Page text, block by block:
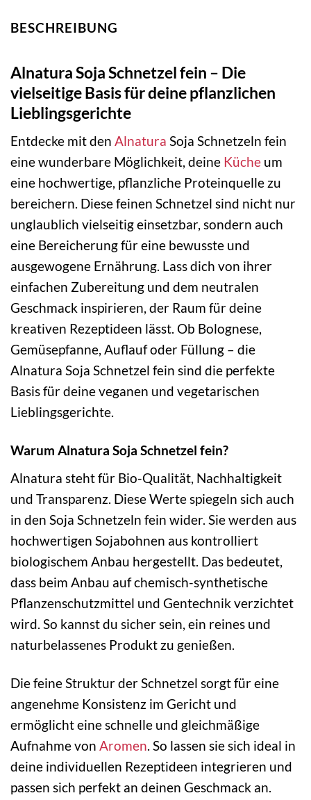
BESCHREIBUNG
Alnatura Soja Schnetzel fein – Die
vielseitige Basis für deine pflanzlichen
Lieblingsgerichte
Entdecke mit den Alnatura Soja Schnetzeln fein
eine wunderbare Möglichkeit, deine Küche um
eine hochwertige, pflanzliche Proteinquelle zu
bereichern. Diese feinen Schnetzel sind nicht nur
unglaublich vielseitig einsetzbar, sondern auch
eine Bereicherung für eine bewusste und
ausgewogene Ernährung. Lass dich von ihrer
einfachen Zubereitung und dem neutralen
Geschmack inspirieren, der Raum für deine
kreativen Rezeptideen lässt. Ob Bolognese,
Gemüsepfanne, Auflauf oder Füllung – die
Alnatura Soja Schnetzel fein sind die perfekte
Basis für deine veganen und vegetarischen
Lieblingsgerichte.
Warum Alnatura Soja Schnetzel fein?
Alnatura steht für Bio-Qualität, Nachhaltigkeit
und Transparenz. Diese Werte spiegeln sich auch
in den Soja Schnetzeln fein wider. Sie werden aus
hochwertigen Sojabohnen aus kontrolliert
biologischem Anbau hergestellt. Das bedeutet,
dass beim Anbau auf chemisch-synthetische
Pflanzenschutzmittel und Gentechnik verzichtet
wird. So kannst du sicher sein, ein reines und
naturbelassenes Produkt zu genießen.
Die feine Struktur der Schnetzel sorgt für eine
angenehme Konsistenz im Gericht und
ermöglicht eine schnelle und gleichmäßige
Aufnahme von Aromen . So lassen sie sich ideal in
deine individuellen Rezeptideen integrieren und
passen sich perfekt an deinen Geschmack an.